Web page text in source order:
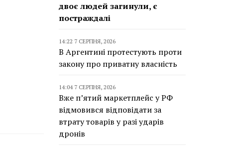
двоє людей загинули, є
постраждалі
14:22 7 СЕРПНЯ, 2026
В Аргентині протестують проти
закону про приватну власність
14:04 7 СЕРПНЯ, 2026
Вже п’ятий маркетплейс у РФ
відмовився відповідати за
втрату товарів у разі ударів
дронів